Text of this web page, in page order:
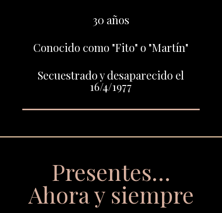
30 años
Conocido como "Fito" o "Martín"
Secuestrado y desaparecido el
16/4/1977
Presentes…
Ahora y siempre